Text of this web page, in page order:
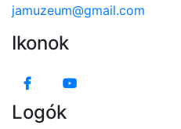
jamuzeum@gmail.com
Ikonok
Logók